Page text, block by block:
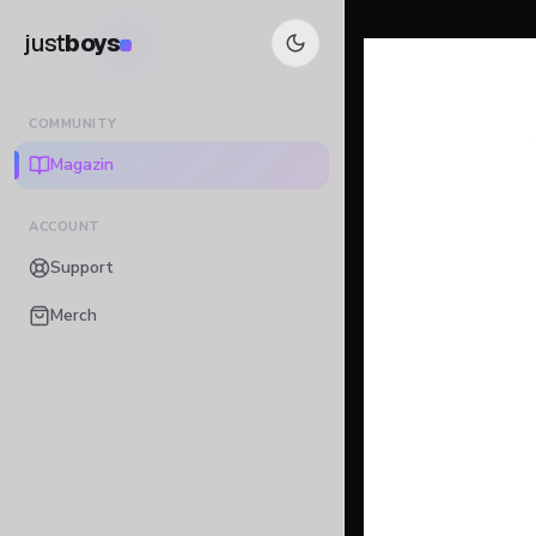
justboys
COMMUNITY
Magazin
ACCOUNT
Support
Merch